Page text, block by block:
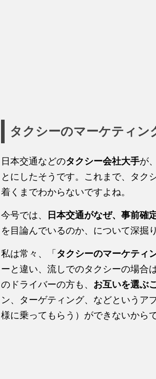
タクシーのマーケティン
日本交通などのタクシー会社大手が
とにしたそうです。これまで、タク
着くまでわからないですよね。
今号では、 日本交通がなぜ、事前確
を目論んでいるのか、について深掘
私は常々、「 タクシーのマーケティ
ーと違い、流しでのタクシーの場合
のドライバーの方も、 お互いを選ぶ
ン、ターゲティング、などというア
様に乗ってもらう）ができないからで